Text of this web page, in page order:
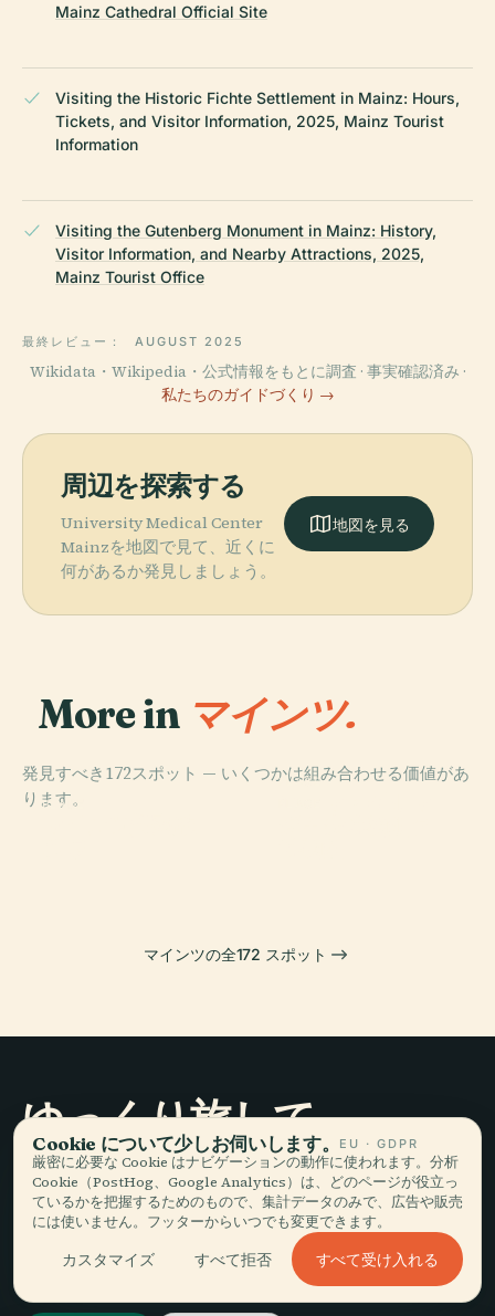
Mainz Cathedral Official Site
Visiting the Historic Fichte Settlement in Mainz: Hours,
Tickets, and Visitor Information, 2025, Mainz Tourist
Information
Visiting the Gutenberg Monument in Mainz: History,
Visitor Information, and Nearby Attractions, 2025,
Mainz Tourist Office
最終レビュー： AUGUST 2025
Wikidata・Wikipedia・公式情報をもとに調査 · 事実確認済み ·
私たちのガイドづくり →
周辺を探索する
University Medical Center
Mainzを地図で見て、近くに
何があるか発見しましょう。
地図を見る
More in マインツ.
発見すべき172スポット — いくつかは組み合わせる価値があ
ります。
PLACE
PLACE
PLACE
マインツの全172 スポット
ゆっくり旅して、
語る。
最新情報を受け取る
登録
Cookie について少しお伺いします。 EU · GDPR
厳密に必要な Cookie はナビゲーションの動作に使われます。分析
Cookie（PostHog、Google Analytics）は、どのページが役立っ
ているかを把握するためのもので、集計データのみで、広告や販売
には使いません。フッターからいつでも変更できます。
カスタマイズ すべて拒否 すべて受け入れる